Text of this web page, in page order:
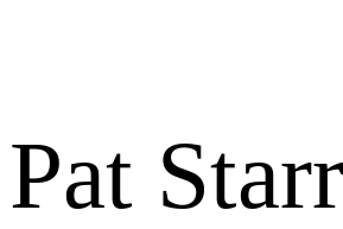
Pat Starr